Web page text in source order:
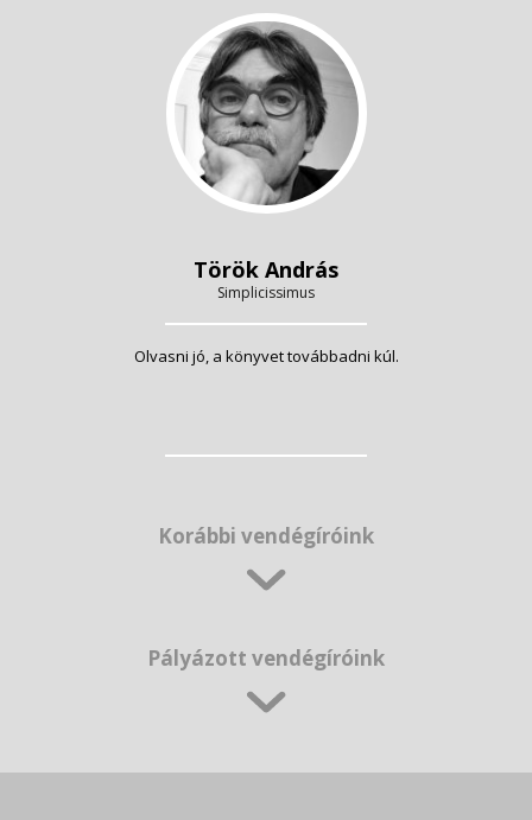
Török András
Simplicissimus
Olvasni jó, a könyvet továbbadni kúl.
Korábbi vendégíróink
Pályázott vendégíróink